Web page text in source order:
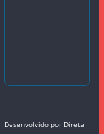
Desenvolvido por Direta